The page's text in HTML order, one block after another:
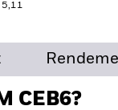
5,11
CEB6?